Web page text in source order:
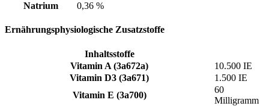
Natrium
0,36 %
Ernährungsphysiologische Zusatzstoffe
Inhaltsstoffe
Vitamin A (3a672a)
10.500 IE
Vitamin D3 (3a671)
1.500 IE
Vitamin E (3a700)
60
Milligramm